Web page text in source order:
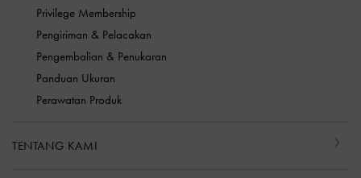
Privilege Membership
Pengiriman & Pelacakan
Pengembalian & Penukaran
Panduan Ukuran
Perawatan Produk
TENTANG KAMI